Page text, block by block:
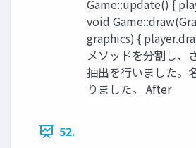
Game::update() {
void
graphics) {
メソッドを分割し、
抽出を行いました。
りました。 After
52.